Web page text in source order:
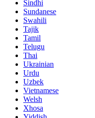
Sindhi
Sundanese
Swahili
Tajik
Tamil
Telugu
Thai
Ukrainian
Urdu
Uzbek
Vietnamese
Welsh
Xhosa